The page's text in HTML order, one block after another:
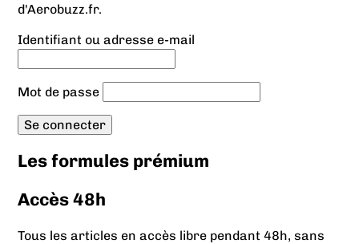
d'Aerobuzz.fr.
Identifiant ou adresse e-mail
Mot de passe
Les formules prémium
Accès 48h
Tous les articles en accès libre pendant 48h, sans